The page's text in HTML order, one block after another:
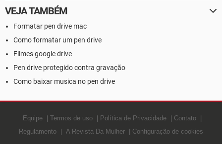
VEJA TAMBÉM
Formatar pen drive mac
Como formatar um pen drive
Filmes google drive
Pen drive protegido contra gravação
Como baixar musica no pen drive
Equipe Termos de uso Política de Privacidade
Contato
Regulamento
A Revista Da Mulher Configuração de cookies